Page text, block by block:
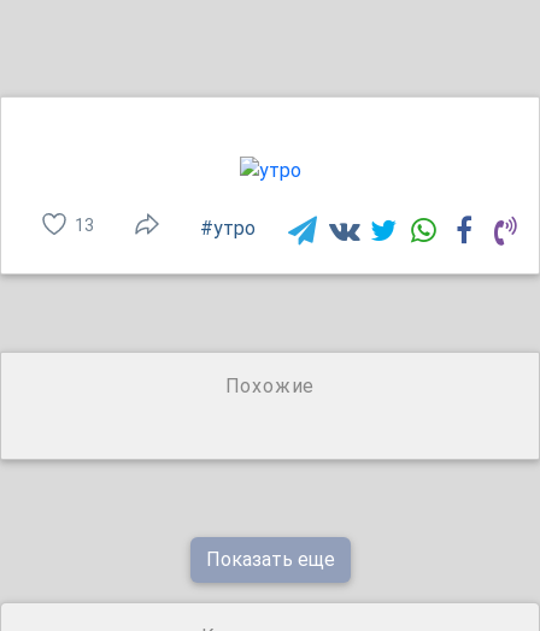
13 #утро
Похожие
Показать еще